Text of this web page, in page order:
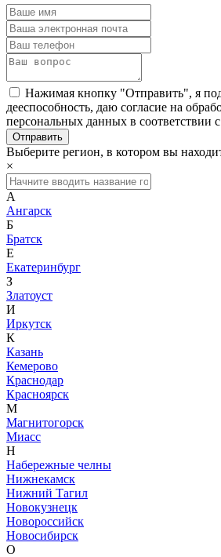
Нажимая кнопку "Отправить", я
дееспособность, даю согласие на
персональных данных в соответствии с
Выберите регион, в котором вы
×
А
Ангарск
Б
Братск
Е
Екатеринбург
З
Златоуст
И
Иркутск
К
Казань
Кемерово
Краснодар
Красноярск
М
Магнитогорск
Миасс
Н
Набережные челны
Нижнекамск
Нижний Тагил
Новокузнецк
Новороссийск
Новосибирск
О